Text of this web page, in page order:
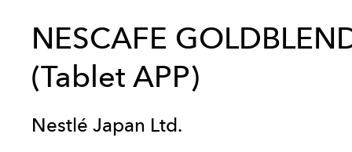
NESCAFE
(Tablet APP)
Nestlé Japan Ltd.